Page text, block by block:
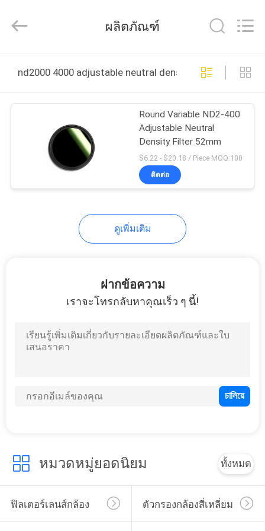
บ้าน
สินค้า
กับ
ควบคุม
คุณภาพ
ติดต่อ
ขอ
ใบ
Bright
Shadow
All
Reserved.
ผลิตภัณฑ์
nd2000 4000 adjustable neutral density filter ผลิตออนไ
Round Variable ND2-400
Adjustable Neutral
Density Filter 52mm
$6.22 - $20.18 / Piece MOQ:100
ติดต่อ
ดูเพิ่มเติม
ฝากข้อความ
เราจะโทรกลับหาคุณเร็ว ๆ นี้!
หมวดหมู่ยอดนิยม ทั้งหมด
ฟิลเตอร์เลนส์กล้อง ตัวกรองกล้องสี่เหลี่ยม